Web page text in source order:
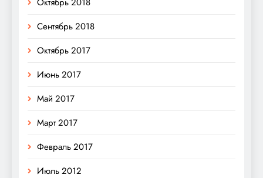
Сентябрь 2018
Октябрь 2017
Июнь 2017
Май 2017
Март 2017
Февраль 2017
Июль 2012